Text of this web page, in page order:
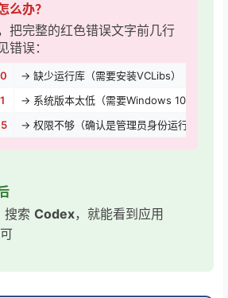
么办？
把完整的红色错误文字前几行
错误：
→ 缺少运行库（需要安装VCLibs）
→ 系统版本太低（需要Windows 10 1809以
→ 权限不够（确认是管理员身份运行）
搜索 Codex，就能看到应用